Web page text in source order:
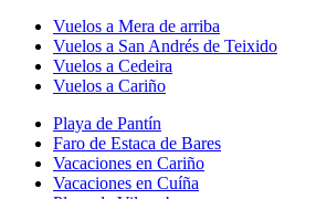
Vuelos a Mera de arriba
Vuelos a San Andrés de Teixido
Vuelos a Cedeira
Vuelos a Cariño
Playa de Pantín
Faro de Estaca de Bares
Vacaciones en Cariño
Vacaciones en Cuíña